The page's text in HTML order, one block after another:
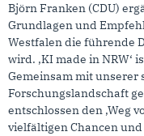
Björn Franken (CDU)
Grundlagen und
Westfalen die führende
wird. ‚KI made in NRW‘
Gemeinsam mit
Forschungslandschaft
entschlossen den ‚Weg
vielfältigen Chancen